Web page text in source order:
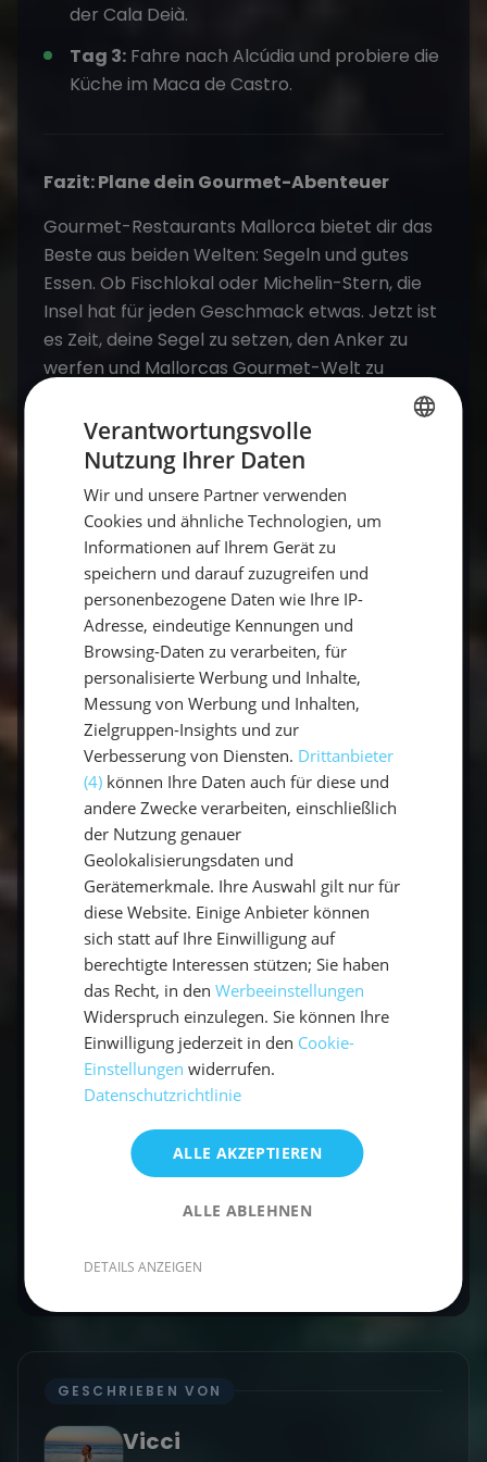
der Cala Deià.
Tag 3: Fahre nach Alcúdia und probiere die
Küche im Maca de Castro.
Fazit: Plane dein Gourmet-Abenteuer
Gourmet-Restaurants Mallorca bietet dir das
Beste aus beiden Welten: Segeln und gutes
Essen. Ob Fischlokal oder Michelin-Stern, die
Insel hat für jeden Geschmack etwas. Jetzt ist
es Zeit, deine Segel zu setzen, den Anker zu
werfen und Mallorcas Gourmet-Welt zu
Segel mit uns und lass deinen Traumtörn
Wirklichkeit werden. Jetzt planen und die
Segel setzen!
Jetzt buchen
Häufige Fragen zu Gourmet-Restaurants
auf Mallorca
Welches ist das beste Gourmet-
Restaurant auf Mallorca?
Mehrere tragen Michelin-Sterne – darunter Es
Fum, Maca de Castro und Marc Fosh in Palma.
Kann man die Restaurants per Boot
erreichen?
Ja, viele liegen an Buchten oder Häfen wie
Sóller, Port d'Alcúdia oder Ses Illetes – ideal für
einen Ankerstopp.
Muss man reservieren?
In den Sterne-Restaurants unbedingt,
GESCHRIEBEN VON
Vicci
Verantwortungsvolle
Nutzung Ihrer Daten
Wir und unsere Partner verwenden
Cookies und ähnliche Technologien, um
Informationen auf Ihrem Gerät zu
speichern und darauf zuzugreifen und
personenbezogene Daten wie Ihre IP-
Adresse, eindeutige Kennungen und
Browsing-Daten zu verarbeiten, für
personalisierte Werbung und Inhalte,
Messung von Werbung und Inhalten,
Zielgruppen-Insights und zur
Verbesserung von Diensten. Drittanbieter
(4) können Ihre Daten auch für diese und
andere Zwecke verarbeiten, einschließlich
der Nutzung genauer
Geolokalisierungsdaten und
Gerätemerkmale. Ihre Auswahl gilt nur für
diese Website. Einige Anbieter können
sich statt auf Ihre Einwilligung auf
berechtigte Interessen stützen; Sie haben
das Recht, in denWerbeeinstellungen
Widerspruch einzulegen. Sie können Ihre
Einwilligung jederzeit in den Cookie-
Einstellungen widerrufen.
Datenschutzrichtlinie
ALLE AKZEPTIEREN
ALLE ABLEHNEN
DETAILS ANZEIGEN